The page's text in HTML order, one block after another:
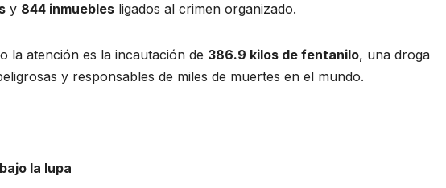
y 844 inmuebles ligados al crimen organizado.
la atención es la incautación de 386.9 kilos de fentanilo, una droga
y responsables de miles de muertes en el mundo.
la lupa